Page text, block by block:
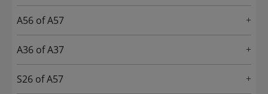
A56 of A57
A36 of A37
S26 of A57